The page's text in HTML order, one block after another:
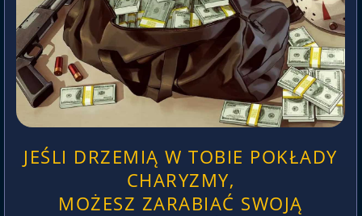
JEŚLI DRZEMIĄ W TOBIE POKŁADY
CHARYZMY,
MOŻESZ ZARABIAĆ SWOJĄ